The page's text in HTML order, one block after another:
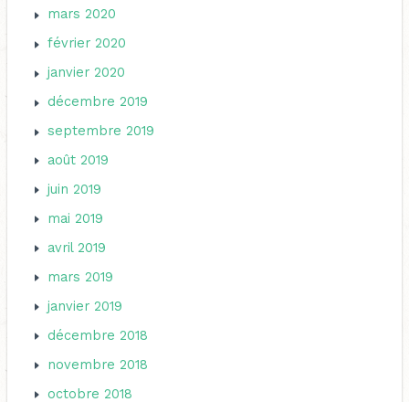
mars 2020
février 2020
janvier 2020
décembre 2019
septembre 2019
août 2019
juin 2019
mai 2019
avril 2019
mars 2019
janvier 2019
décembre 2018
novembre 2018
octobre 2018